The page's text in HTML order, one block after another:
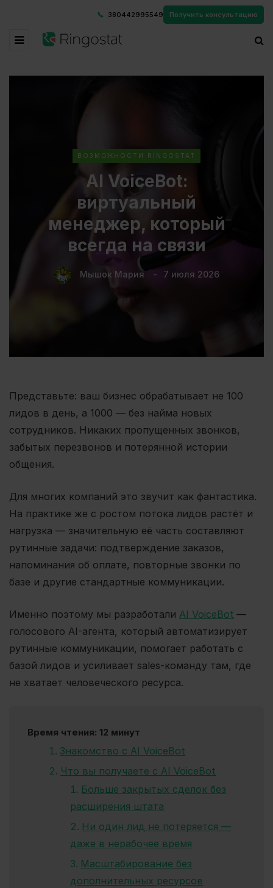
380442995549 Получить консультацию
ВОЗМОЖНОСТИ RINGOSTAT
AI VoiceBot:
виртуальный
менеджер, который
всегда на связи
Мышок Мария 7 июля 2026
Представьте: ваш бизнес обрабатывает не 100
лидов в день, а 1000 — без найма новых
сотрудников. Никаких пропущенных звонков,
забытых перезвонов и потерянной истории
общения.
Для многих компаний это звучит как фантастика.
На практике же с ростом потока лидов растёт и
нагрузка — значительную её часть составляют
рутинные задачи: подтверждение заказов,
напоминания об оплате, повторные звонки по
базе и другие стандартные коммуникации.
Именно поэтому мы разработали AI VoiceBot —
голосового AI-агента, который автоматизирует
рутинные коммуникации, помогает работать с
базой лидов и усиливает sales-команду там, где
не хватает человеческого ресурса.
Время чтения: 12 минут
Знакомство с AI VoiceBot
Что вы получаете с AI VoiceBot
Больше закрытых сделок без
расширения штата
Ни один лид не потеряется —
даже в нерабочее время
Масштабирование без
дополнительных ресурсов